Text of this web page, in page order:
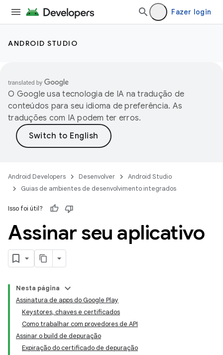
Fazer login
ANDROID STUDIO
O Google usa tecnologia de IA na tradução de
conteúdos para seu idioma de preferência. As
traduções com IA podem ter erros.
Android Developers Desenvolver
Android Studio
Guias de ambientes de desenvolvimento integrados
Isso foi útil?
Assinar seu aplicativo
Nesta página
Assinatura de apps do Google Play
Keystores, chaves e certificados
Como trabalhar com provedores de API
Assinar o build de depuração
Expiração do certificado de depuração